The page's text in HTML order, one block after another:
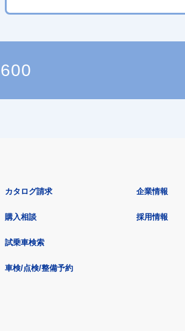
カタログ請求
購入相談
試乗車検索
車検/点検/整備予約
企業情報
採用情報